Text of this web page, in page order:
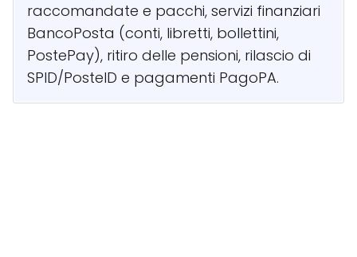
raccomandate e pacchi, servizi finanziari
BancoPosta (conti, libretti, bollettini,
PostePay), ritiro delle pensioni, rilascio di
SPID/PosteID e pagamenti PagoPA.